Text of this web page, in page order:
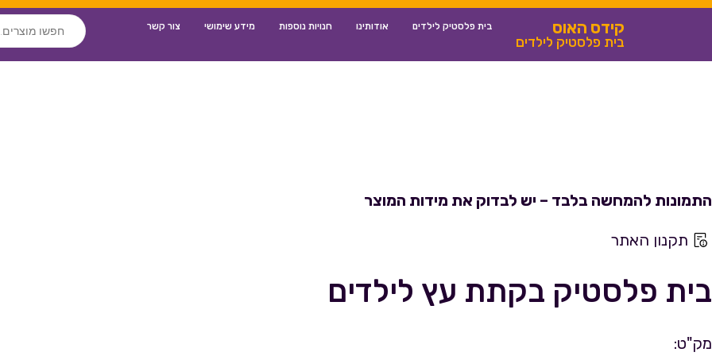
קידס האוס
בית פלסטיק לילדים
בית פלסטיק לילדים אודותינו חנויות נוספות מידע שימושי צור קשר
התמונות להמחשה בלבד – יש לבדוק את מידות המוצר
תקנון האתר
בית פלסטיק בקתת עץ לילדים
מק"ט: